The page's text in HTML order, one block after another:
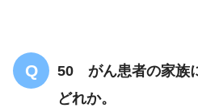
50 がん患者の家族
どれか。